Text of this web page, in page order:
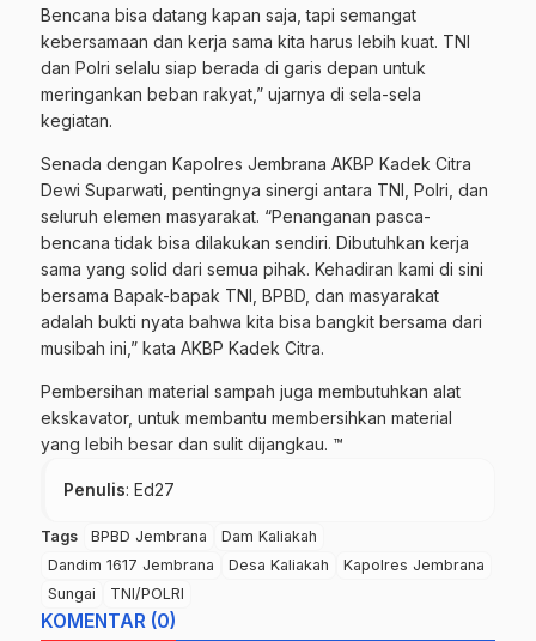
Bencana bisa datang kapan saja, tapi semangat
kebersamaan dan kerja sama kita harus lebih kuat. TNI
dan Polri selalu siap berada di garis depan untuk
meringankan beban rakyat,” ujarnya di sela-sela
kegiatan.
Senada dengan Kapolres Jembrana AKBP Kadek Citra
Dewi Suparwati, pentingnya sinergi antara TNI, Polri, dan
seluruh elemen masyarakat. “Penanganan pasca-
bencana tidak bisa dilakukan sendiri. Dibutuhkan kerja
sama yang solid dari semua pihak. Kehadiran kami di sini
bersama Bapak-bapak TNI, BPBD, dan masyarakat
adalah bukti nyata bahwa kita bisa bangkit bersama dari
musibah ini,” kata AKBP Kadek Citra.
Pembersihan material sampah juga membutuhkan alat
ekskavator, untuk membantu membersihkan material
yang lebih besar dan sulit dijangkau. ™
Penulis: Ed27
Tags BPBD Jembrana
Dam Kaliakah
Dandim 1617 Jembrana
Desa Kaliakah
Kapolres Jembrana
Sungai
TNI/POLRI
KOMENTAR (0)